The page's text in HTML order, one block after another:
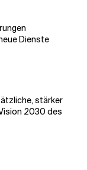
Dienste
stärker
2030 des